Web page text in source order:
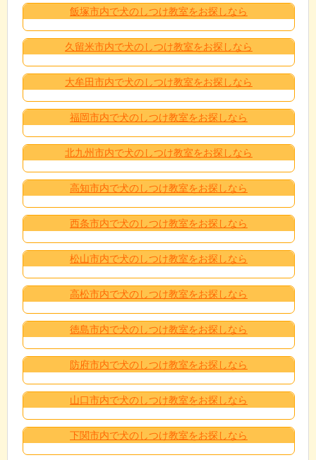
飯塚市内で犬のしつけ教室をお探しなら
久留米市内で犬のしつけ教室をお探しなら
大牟田市内で犬のしつけ教室をお探しなら
福岡市内で犬のしつけ教室をお探しなら
北九州市内で犬のしつけ教室をお探しなら
高知市内で犬のしつけ教室をお探しなら
西条市内で犬のしつけ教室をお探しなら
松山市内で犬のしつけ教室をお探しなら
高松市内で犬のしつけ教室をお探しなら
徳島市内で犬のしつけ教室をお探しなら
防府市内で犬のしつけ教室をお探しなら
山口市内で犬のしつけ教室をお探しなら
下関市内で犬のしつけ教室をお探しなら